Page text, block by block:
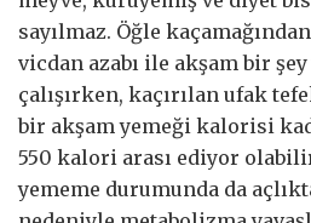
sayılmaz. Öğle
vicdan azabı ile akşam bir
çalışırken, kaçırılan ufak
bir akşam yemeği kalorisi
550 kalori arası ediyor
yememe durumunda da